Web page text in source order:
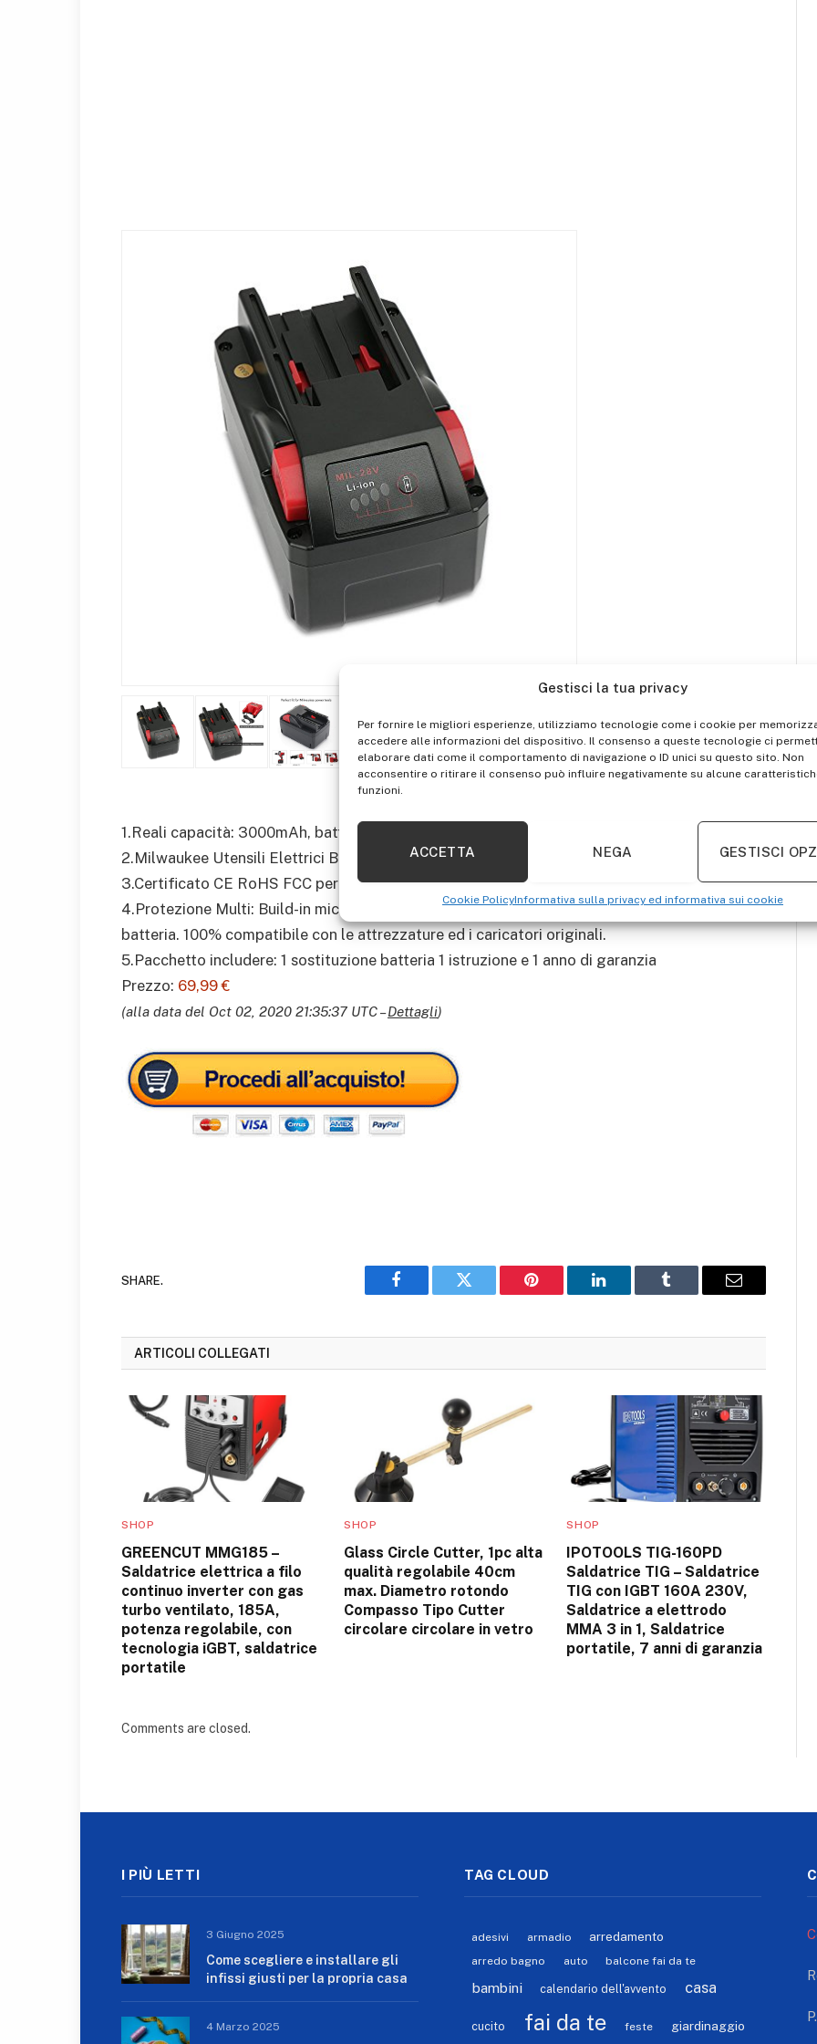
Gestisci la tua privacy
Per fornire le migliori esperienze, utilizziamo tecnologie come i cookie per
accedere alle informazioni del dispositivo. Il consenso a queste tecnologie ci
elaborare dati come il comportamento di navigazione o ID unici su questo sito. Non
acconsentire o ritirare il consenso può influire negativamente su alcune
funzioni.
ACCETTA NEGA GESTISCI
Cookie PolicyInformativa sulla privacy ed informativa sui cookie
1.Reali capacità: 3000mAh, batteria Volt: 28V, Tipo di batteria: Li-ion
2.Milwaukee Utensili Elettrici Batteria sostituzione: M28
3.Certificato CE RoHS FCC perfetta compatibilità con la batteria originale
4.Protezione Multi: Build-in microchip impedisce sopra il carico e allunga la durata della
batteria. 100% compatibile con le attrezzature ed i caricatori originali.
5.Pacchetto includere: 1 sostituzione batteria 1 istruzione e 1 anno di garanzia
Prezzo: 69,99 €
(alla data del Oct 02, 2020 21:35:37 UTC –Dettagli)
SHARE.
Facebook Twitter Pinterest LinkedIn Tumblr Email
ARTICOLI COLLEGATI
SHOP
GREENCUT MMG185 –
Saldatrice elettrica a filo
continuo inverter con gas
turbo ventilato, 185A,
potenza regolabile, con
tecnologia iGBT, saldatrice
portatile
SHOP
Glass Circle Cutter, 1pc alta
qualità regolabile 40cm
max. Diametro rotondo
Compasso Tipo Cutter
circolare circolare in vetro
SHOP
IPOTOOLS TIG-160PD
Saldatrice TIG – Saldatrice
TIG con IGBT 160A 230V,
Saldatrice a elettrodo
MMA 3 in 1, Saldatrice
portatile, 7 anni di garanzia
Comments are closed.
I PIÙ LETTI
3 Giugno 2025
Come scegliere e installare gli
infissi giusti per la propria casa
4 Marzo 2025
TAG CLOUD
adesivi armadio arredamento
arredo bagno auto balcone fai da te
bambini calendario dell'avvento casa
cucito fai da te feste giardinaggio